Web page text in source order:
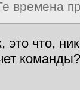
времена
это что,